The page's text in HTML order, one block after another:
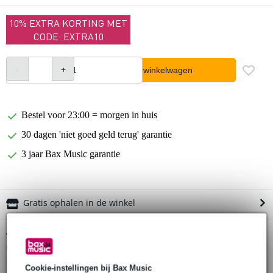
Cookie-instellingen bij Bax Music
10% EXTRA KORTING MET
CODE: EXTRA10
In winkelwagen
Bestel voor 23:00 = morgen in huis
30 dagen 'niet goed geld terug' garantie
3 jaar Bax Music garantie
Gratis ophalen in de winkel
Twijfel je of de
ukelele set
Start de check